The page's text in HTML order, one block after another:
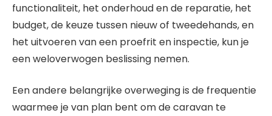
functionaliteit, het onderhoud en de reparatie, het
budget, de keuze tussen nieuw of tweedehands, en
het uitvoeren van een proefrit en inspectie, kun je
een weloverwogen beslissing nemen.
Een andere belangrijke overweging is de frequentie
waarmee je van plan bent om de caravan te